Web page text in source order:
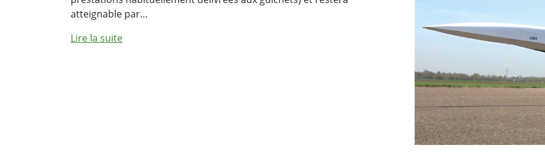
atteignable par…
Lire la suite